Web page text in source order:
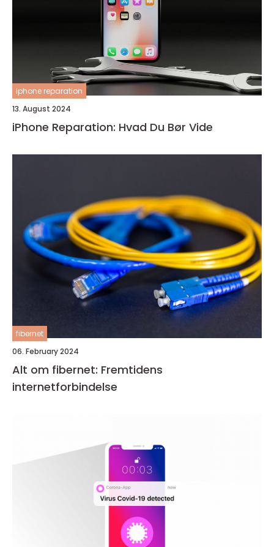
iphone reparation
13. August 2024
iPhone Reparation: Hvad Du Bør Vide
fibernet
06. February 2024
Alt om fibernet: Fremtidens
internetforbindelse